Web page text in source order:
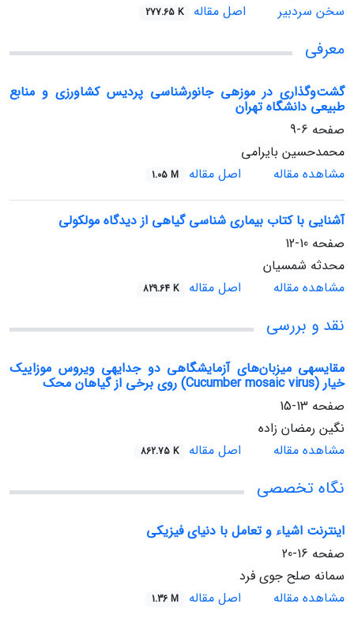
سخن سردبیر
اصل مقاله 277.65 K
معرفی
گشت‌وگذاری در موزه‏ی جانورشناسی پردیس کشاورزی و منابع
طبیعی دانشگاه تهران
صفحه 6-9
محمدحسین بایرامی
مشاهده مقاله
اصل مقاله 1.05 M
آشنایی با کتاب بیماری شناسی گیاهی از دیدگاه مولکولی
صفحه 10-12
محدثه شمسیان
مشاهده مقاله
اصل مقاله 829.64 K
نقد و بررسی
مقایسه‏ی میزبان‌های آزمایشگاهی دو جدایه‏ی ویروس موزاییک
خیار (Cucumber mosaic virus) روی برخی از گیاهان محک
صفحه 13-15
نگین رمضان زاده
مشاهده مقاله
اصل مقاله 862.75 K
نگاه تخصصی
اینترنت اشیاء و تعامل با دنیای فیزیکی
صفحه 16-20
سمانه صلح جوی فرد
مشاهده مقاله
اصل مقاله 1.36 M